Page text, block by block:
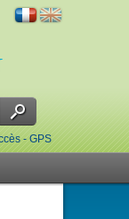
- GPS